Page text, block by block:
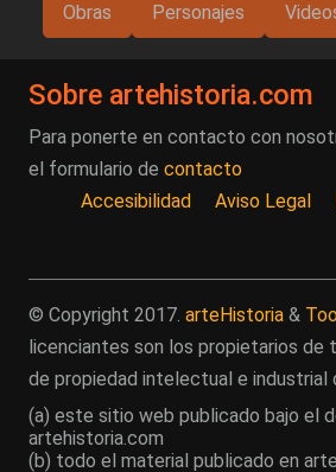
Obras Personajes
Sobre artehistoria.com
Para ponerte en contacto con
el formulario de contacto
Accesibilidad
Aviso Legal
© Copyright 2017. arteHistoria &
licenciantes son los propietarios de
de propiedad intelectual e industrial
(a) este sitio web publicado bajo el
artehistoria.com
(b) todo el material publicado en